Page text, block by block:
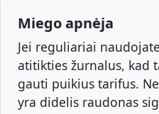
Miego apnėja
Jei reguliariai
atitikties žurnalus, kad
gauti puikius tarifus.
yra didelis raudonas